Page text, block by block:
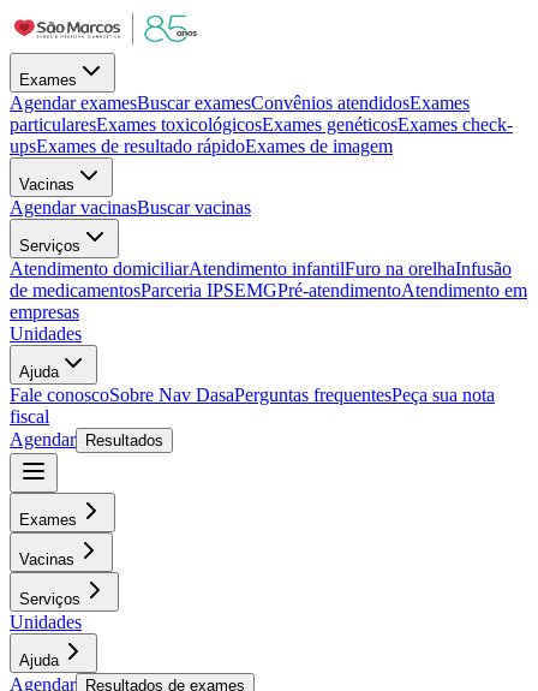
Exames
Agendar examesBuscar examesConvênios atendidosExames
particularesExames toxicológicosExames genéticosExames check-
upsExames de resultado rápidoExames de imagem
Vacinas
Agendar vacinasBuscar vacinas
Serviços
Atendimento domiciliarAtendimento infantilFuro na orelhaInfusão
de medicamentosParceria IPSEMGPré-atendimentoAtendimento em
empresas
Unidades
Ajuda
Fale conoscoSobre Nav DasaPerguntas frequentesPeça sua nota
fiscal
Agendar
Resultados
Exames
Vacinas
Serviços
Unidades
Ajuda
Agendar Resultados de exames